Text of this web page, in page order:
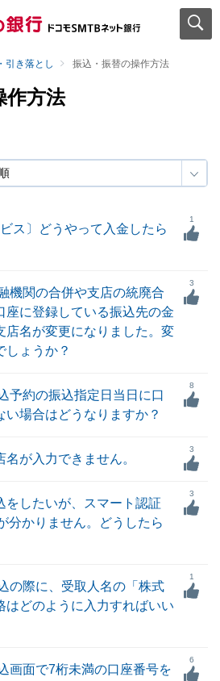
引き落とし 振込・振替の操作方法
作方法
ス〕どうやって入金したら
1
機関の合併や支店の統廃合
座に登録している振込先の金
店名が変更になりました。変
しょうか？
3
予約の振込指定日当日に口
い場合はどうなりますか？
8
名が入力できません。
3
をしたいが、スマート認証
分かりません。どうしたら
3
の際に、受取人名の「株式
はどのように入力すればいい
1
画面で7桁未満の口座番号を
6